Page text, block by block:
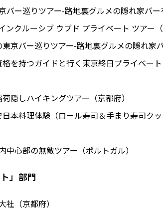
バー巡りツアー-路地裏グルメの隠れ家バー
ンクルーシブ ウブド プライベート ツアー（
京バー巡りツアー-路地裏グルメの隠れ家
格を持つガイドと行く東京終日プライベー
隠しハイキングツアー（京都府）
本料理体験（ロール寿司＆手まり寿司ク
中心部の無敵ツアー（ポルトガル）
」部門
社（京都府）